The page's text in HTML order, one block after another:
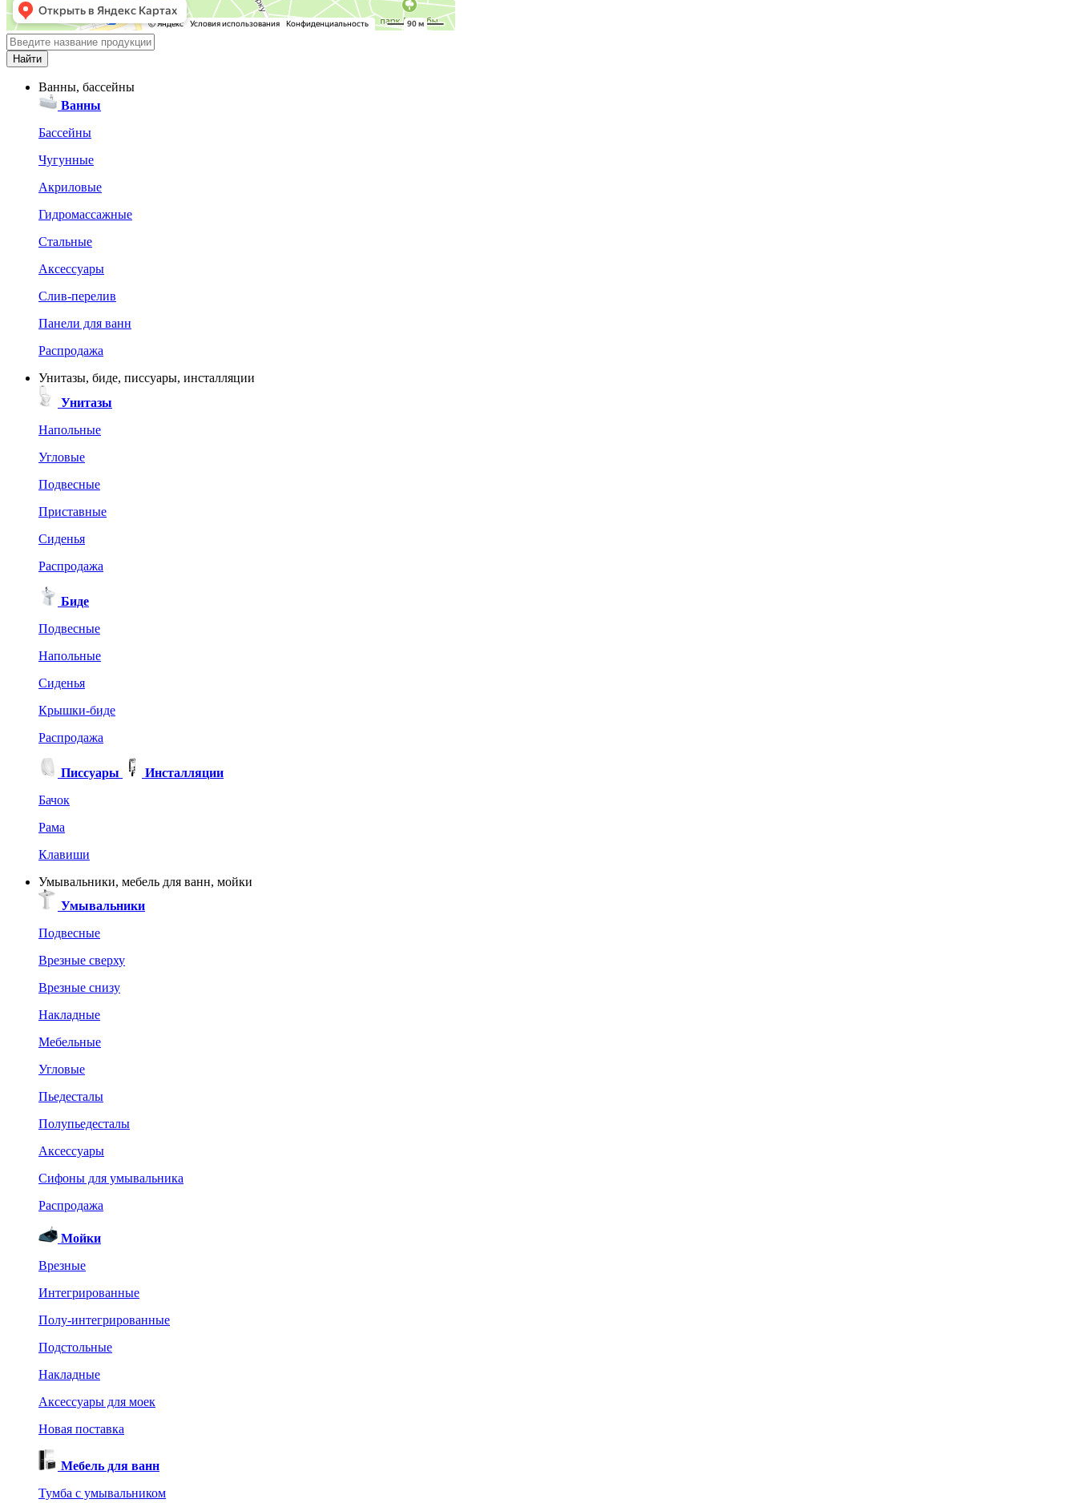
Ванны, бассейны
Ванны
Бассейны
Чугунные
Акриловые
Гидромассажные
Стальные
Аксессуары
Слив-перелив
Панели для ванн
Распродажа
Унитазы, биде, писсуары, инсталляции
Унитазы
Напольные
Угловые
Подвесные
Приставные
Сиденья
Распродажа
Биде
Подвесные
Напольные
Сиденья
Крышки-биде
Распродажа
Писсуары
Инсталляции
Бачок
Рама
Клавиши
Умывальники, мебель для ванн, мойки
Умывальники
Подвесные
Врезные сверху
Врезные снизу
Накладные
Мебельные
Угловые
Пьедесталы
Полупьедесталы
Аксессуары
Сифоны для умывальника
Распродажа
Мойки
Врезные
Интегрированные
Полу-интегрированные
Подстольные
Накладные
Аксессуары для моек
Новая поставка
Мебель для ванн
Тумба с умывальником